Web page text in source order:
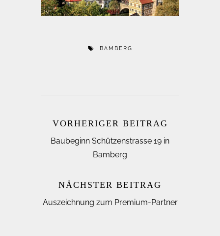
BAMBERG
VORHERIGER BEITRAG
Baubeginn Schützenstrasse 19 in
Bamberg
NÄCHSTER BEITRAG
Auszeichnung zum Premium-Partner